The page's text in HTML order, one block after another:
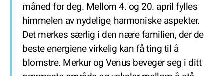
måned for deg. Mellom 4. og 20. april fylles
himmelen av nydelige, harmoniske aspekter.
Det merkes særlig i den nære familien, der de
beste energiene virkelig kan få ting til å
blomstre. Merkur og Venus beveger seg i ditt